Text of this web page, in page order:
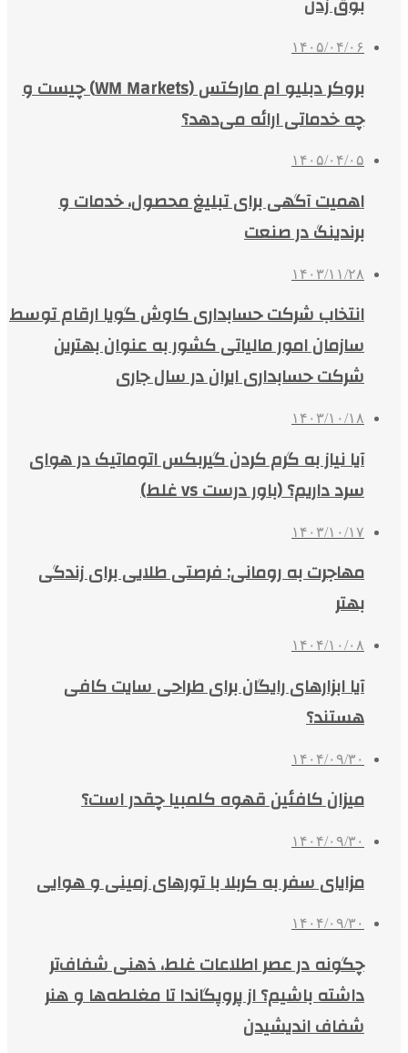
۱۴۰۵/۰۴/۰۶
بروکر دبلیو ام مارکتس (WM Markets) چیست و
چه خدماتی ارائه می‌دهد؟
۱۴۰۵/۰۴/۰۵
اهمیت آگهی برای تبلیغ محصول، خدمات و
برندینگ در صنعت
۱۴۰۳/۱۱/۲۸
انتخاب شرکت حسابداری کاوش گویا ارقام توسط
سازمان امور مالیاتی کشور به عنوان بهترین
شرکت حسابداری ایران در سال جاری
۱۴۰۳/۱۰/۱۸
آیا نیاز به گرم کردن گیربکس اتوماتیک در هوای
سرد داریم؟ (باور درست vs غلط)
۱۴۰۳/۱۰/۱۷
مهاجرت به رومانی: فرصتی طلایی برای زندگی
بهتر
۱۴۰۴/۱۰/۰۸
آیا ابزارهای رایگان برای طراحی سایت کافی
هستند؟
۱۴۰۴/۰۹/۳۰
میزان کافئین قهوه کلمبیا چقدر است؟
۱۴۰۴/۰۹/۳۰
مزایای سفر به کربلا با تورهای زمینی و هوایی
۱۴۰۴/۰۹/۳۰
چگونه در عصر اطلاعات غلط، ذهنی شفاف‌تر
داشته باشیم؟ از پروپگاندا تا مغلطه‌ها و هنر
شفاف اندیشیدن